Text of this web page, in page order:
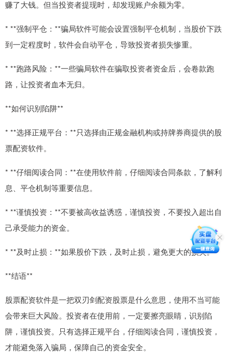
赚了大钱。但当投资者提现时，却发现账户余额为零。
* **强制平仓：**骗局软件可能会设置强制平仓机制，当股价下跌
到一定程度时，软件会自动平仓，导致投资者损失惨重。
* **跑路风险：**一些骗局软件在骗取投资者资金后，会卷款跑
路，让投资者血本无归。
**如何识别陷阱**
* **选择正规平台：**只选择由正规金融机构或持牌券商提供的股
票配资软件。
* **仔细阅读合同：**在使用软件前，仔细阅读合同条款，了解利
息、平仓机制等重要信息。
* **谨慎投资：**不要被高收益诱惑，谨慎投资，不要投入超出自
己承受能力的资金。
* **及时止损：**如果股价下跌，及时止损，避免更大的损失。
**结语**
股票配资软件是一把双刃剑配资股票是什么意思，使用不当可能
会带来巨大风险。投资者在使用前，一定要擦亮眼睛，识别陷
阱，谨慎投资。只有选择正规平台，仔细阅读合同，谨慎投资，
才能避免落入骗局，保障自己的资金安全。